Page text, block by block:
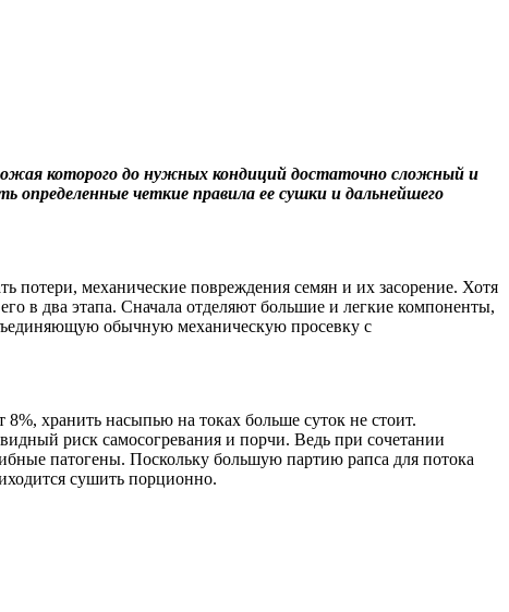
которого до нужных кондиций достаточно сложный и
четкие правила ее сушки и дальнейшего
потери, механические повреждения семян и их засорение. Хотя
в два этапа. Сначала отделяют большие и легкие компоненты,
обычную механическую просевку с
хранить насыпью на токах больше суток не стоит.
риск самосогревания и порчи. Ведь при сочетании
патогены. Поскольку большую партию рапса для потока
сушить порционно.